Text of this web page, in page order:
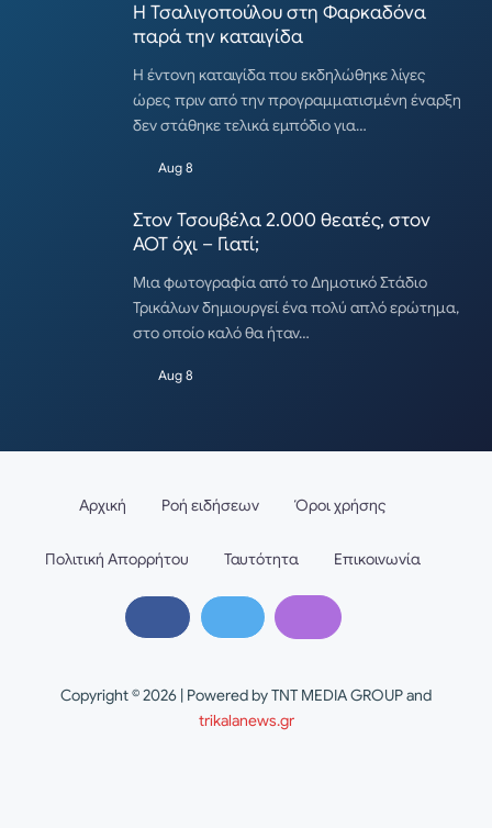
Η Τσαλιγοπούλου στη Φαρκαδόνα
παρά την καταιγίδα
Η έντονη καταιγίδα που εκδηλώθηκε λίγες
ώρες πριν από την προγραμματισμένη έναρξη
δεν στάθηκε τελικά εμπόδιο για…
Aug 8
Στον Τσουβέλα 2.000 θεατές, στον
ΑΟΤ όχι – Γιατί;
Μια φωτογραφία από το Δημοτικό Στάδιο
Τρικάλων δημιουργεί ένα πολύ απλό ερώτημα,
στο οποίο καλό θα ήταν…
Aug 8
Copyright © 2026 | Powered by TNT MEDIA GROUP and
trikalanews.gr
Αρχική Ροή ειδήσεων Όροι χρήσης
Πολιτική Απορρήτου Ταυτότητα Επικοινωνία